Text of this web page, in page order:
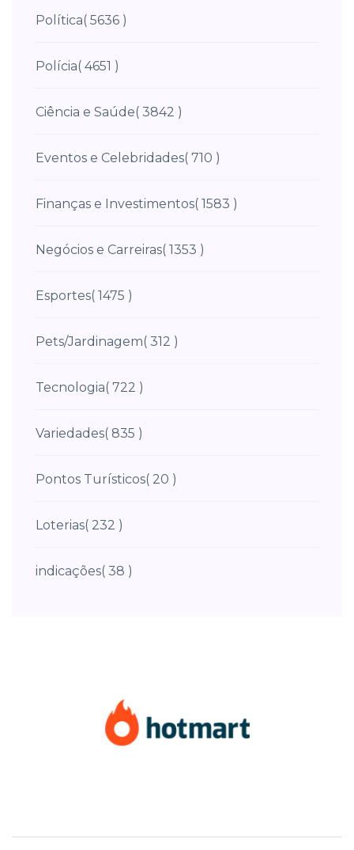
Política( 5636 )
Polícia( 4651 )
Ciência e Saúde( 3842 )
Eventos e Celebridades( 710 )
Finanças e Investimentos( 1583 )
Negócios e Carreiras( 1353 )
Esportes( 1475 )
Pets/Jardinagem( 312 )
Tecnologia( 722 )
Variedades( 835 )
Pontos Turísticos( 20 )
Loterias( 232 )
indicações( 38 )